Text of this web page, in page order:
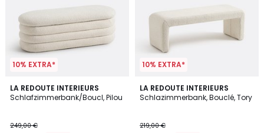
10% EXTRA*
LA REDOUTE INTERIEURS
Schlafzimmerbank/Boucl, Pilou
249,00 €
5
/
10% EXTRA*
LA REDOUTE INTERIEURS
Schlazimmerbank, Bouclé, Tory
219,00 €
5
/